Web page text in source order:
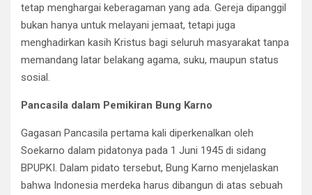
tetap menghargai keberagaman yang ada. Gereja dipanggil
bukan hanya untuk melayani jemaat, tetapi juga
menghadirkan kasih Kristus bagi seluruh masyarakat tanpa
memandang latar belakang agama, suku, maupun status
sosial.
Pancasila dalam Pemikiran Bung Karno
Gagasan Pancasila pertama kali diperkenalkan oleh
Soekarno dalam pidatonya pada 1 Juni 1945 di sidang
BPUPKI. Dalam pidato tersebut, Bung Karno menjelaskan
bahwa Indonesia merdeka harus dibangun di atas sebuah